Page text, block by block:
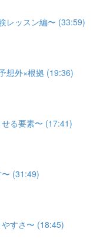
レッスン編〜 (33:59)
想外×根拠 (19:36)
る要素〜 (17:41)
(31:49)
すさ〜 (18:45)